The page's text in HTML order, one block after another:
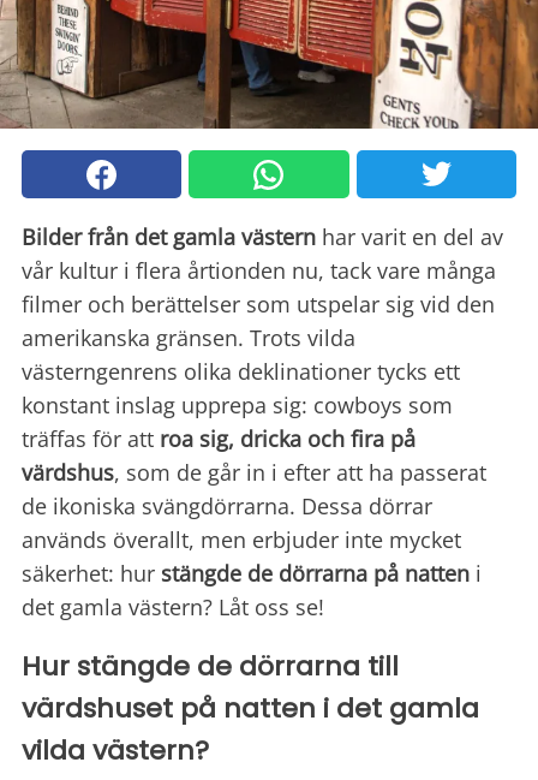
Bilder från det gamla västern har varit en del av
vår kultur i flera årtionden nu, tack vare många
filmer och berättelser som utspelar sig vid den
amerikanska gränsen. Trots vilda
västerngenrens olika deklinationer tycks ett
konstant inslag upprepa sig: cowboys som
träffas för att roa sig, dricka och fira på
värdshus, som de går in i efter att ha passerat
de ikoniska svängdörrarna. Dessa dörrar
används överallt, men erbjuder inte mycket
säkerhet: hur stängde de dörrarna på natten i
det gamla västern? Låt oss se!
Hur stängde de dörrarna till
värdshuset på natten i det gamla
vilda västern?